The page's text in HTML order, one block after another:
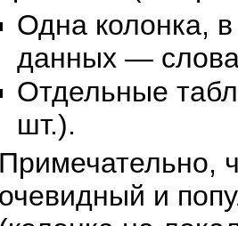
Одна колонка, в
данных —
Отдельные
шт.).
Примечательно,
очевидный и